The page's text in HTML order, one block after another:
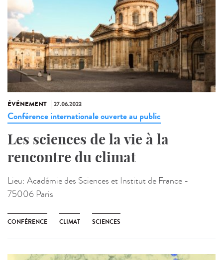
ÉVÉNEMENT 27.06.2023
Conférence internationale ouverte au public
Les sciences de la vie à la
rencontre du climat
Lieu: Académie des Sciences et Institut de France -
75006 Paris
CONFÉRENCE CLIMAT SCIENCES